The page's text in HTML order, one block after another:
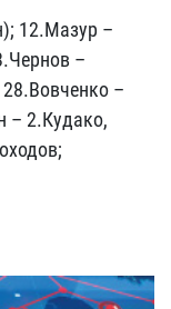
12.Мазур –
–
–
– 2.Кудако,